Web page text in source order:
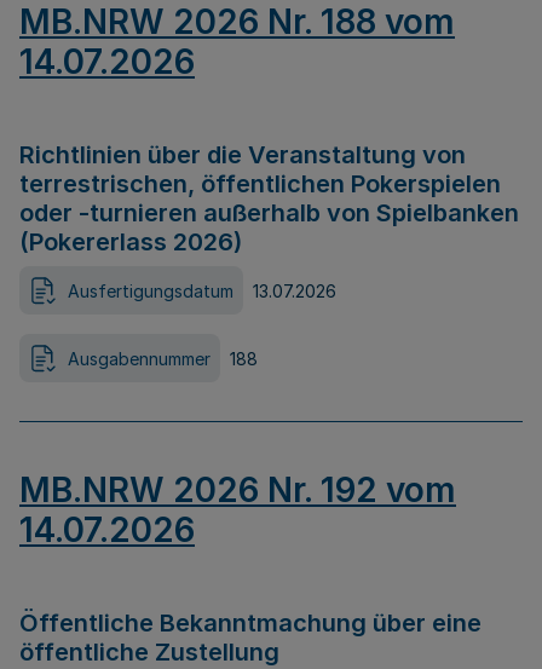
MB.NRW 2026 Nr. 188 vom
14.07.2026
Richtlinien über die Veranstaltung von
terrestrischen, öffentlichen Pokerspielen
oder -turnieren außerhalb von Spielbanken
(Pokererlass 2026)
Ausfertigungsdatum 13.07.2026
Ausgabennummer 188
MB.NRW 2026 Nr. 192 vom
14.07.2026
Öffentliche Bekanntmachung über eine
öffentliche Zustellung